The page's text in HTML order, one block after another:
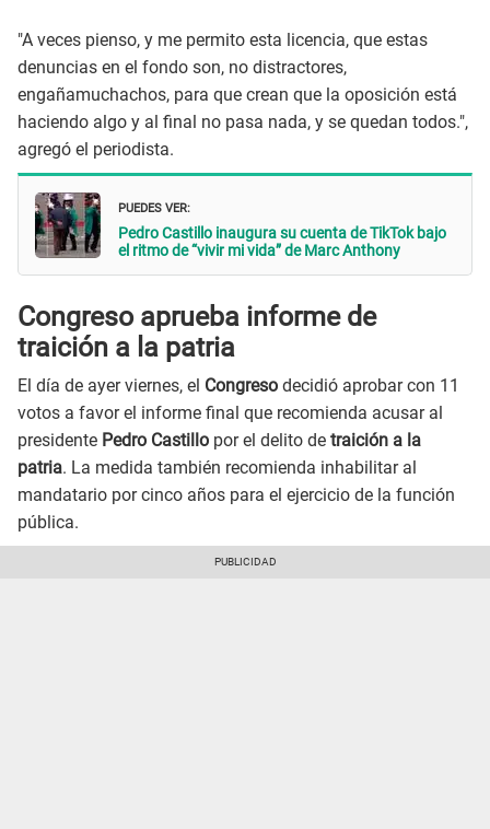
"A veces pienso, y me permito esta licencia, que estas
denuncias en el fondo son, no distractores,
engañamuchachos, para que crean que la oposición está
haciendo algo y al final no pasa nada, y se quedan todos.",
agregó el periodista.
PUEDES VER:
Pedro Castillo inaugura su cuenta de TikTok bajo
el ritmo de “vivir mi vida” de Marc Anthony
Congreso aprueba informe de
traición a la patria
El día de ayer viernes, el Congreso decidió aprobar con 11
votos a favor el informe final que recomienda acusar al
presidente Pedro Castillo por el delito de traición a la
patria. La medida también recomienda inhabilitar al
mandatario por cinco años para el ejercicio de la función
pública.